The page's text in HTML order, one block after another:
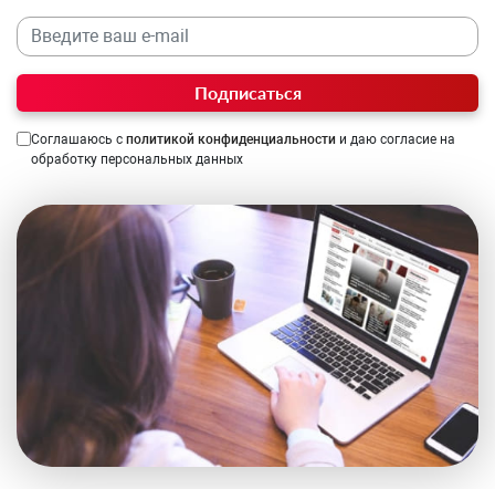
Подписаться
Соглашаюсь с политикой конфиденциальности и даю согласие на
обработку персональных данных